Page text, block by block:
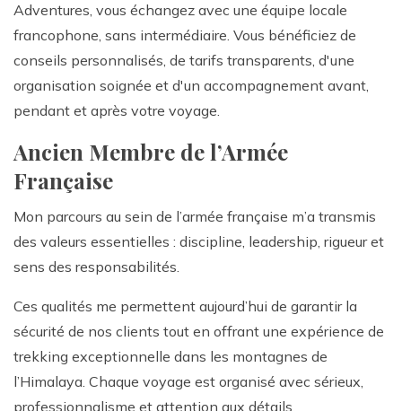
Adventures, vous échangez avec une équipe locale
francophone, sans intermédiaire. Vous bénéficiez de
conseils personnalisés, de tarifs transparents, d'une
organisation soignée et d'un accompagnement avant,
pendant et après votre voyage.
Ancien Membre de l’Armée
Française
Mon parcours au sein de l’armée française m’a transmis
des valeurs essentielles : discipline, leadership, rigueur et
sens des responsabilités.
Ces qualités me permettent aujourd’hui de garantir la
sécurité de nos clients tout en offrant une expérience de
trekking exceptionnelle dans les montagnes de
l’Himalaya. Chaque voyage est organisé avec sérieux,
professionnalisme et attention aux détails.